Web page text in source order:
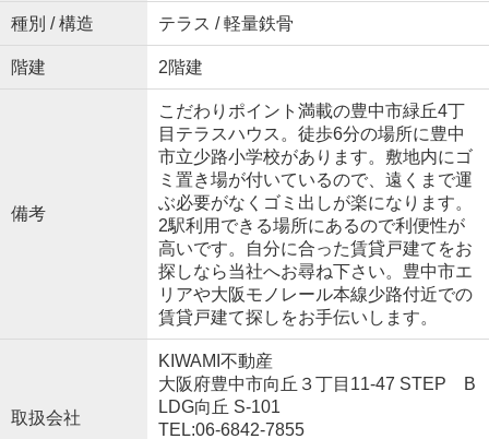
種別 / 構造 テラス / 軽量鉄骨
階建 2階建
備考
こだわりポイント満載の豊中市緑丘4丁
目テラスハウス。徒歩6分の場所に豊中
市立少路小学校があります。敷地内にゴ
ミ置き場が付いているので、遠くまで運
ぶ必要がなくゴミ出しが楽になります。
2駅利用できる場所にあるので利便性が
高いです。自分に合った賃貸戸建てをお
探しなら当社へお尋ね下さい。豊中市エ
リアや大阪モノレール本線少路付近での
賃貸戸建て探しをお手伝いします。
取扱会社
KIWAMI不動産
大阪府豊中市向丘３丁目11-47 STEP B
LDG向丘 S-101
TEL:06-6842-7855